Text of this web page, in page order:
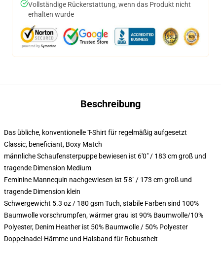
Vollständige Rückerstattung, wenn das Produkt nicht
erhalten wurde
Beschreibung
Das übliche, konventionelle T-Shirt für regelmäßig aufgesetzt
Classic, beneficiant, Boxy Match
männliche Schaufensterpuppe bewiesen ist 6'0" / 183 cm groß und
tragende Dimension Medium
Feminine Mannequin nachgewiesen ist 5'8" / 173 cm groß und
tragende Dimension klein
Schwergewicht 5.3 oz / 180 gsm Tuch, stabile Farben sind 100%
Baumwolle vorschrumpfen, wärmer grau ist 90% Baumwolle/10%
Polyester, Denim Heather ist 50% Baumwolle / 50% Polyester
Doppelnadel-Hämme und Halsband für Robustheit